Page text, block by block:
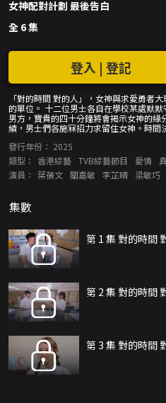
女神配對計劃 最後告白
全 6 集
「對的時間 對的人」，女神與求愛勇者
的單位。 十二位男士各自在學校某處默默守候，五位女神要依暗號字條尋找
男方，寶貴的四十分鐘將會揭示女神的
績，男士們各施冧招力求留住女神。時間
約會的獎勵。女神親自安排約會活動，精
着……
登入 | 登記
發行年份： 2025
類型：
香港綜藝 TVB綜藝節目 愛情
演員： 葉蒨文 關嘉敏 李芷晴 梁敏巧
集數
第 1 集 對的時間
第 2 集 對的時間
第 3 集 對的時間